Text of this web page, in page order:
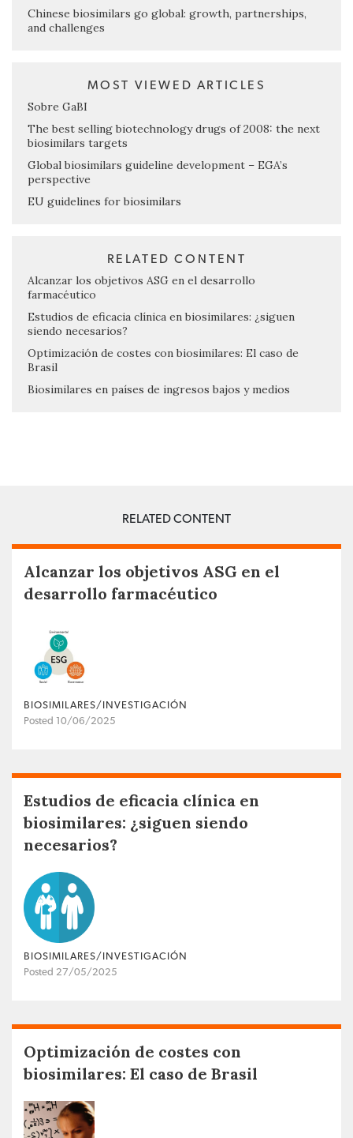
Chinese biosimilars go global: growth, partnerships,
and challenges
MOST VIEWED ARTICLES
Sobre GaBI
The best selling biotechnology drugs of 2008: the next
biosimilars targets
Global biosimilars guideline development – EGA’s
perspective
EU guidelines for biosimilars
RELATED CONTENT
Alcanzar los objetivos ASG en el desarrollo
farmacéutico
Estudios de eficacia clínica en biosimilares: ¿siguen
siendo necesarios?
Optimización de costes con biosimilares: El caso de
Brasil
Biosimilares en países de ingresos bajos y medios
RELATED CONTENT
Alcanzar los objetivos ASG en el
desarrollo farmacéutico
BIOSIMILARES/INVESTIGACIÓN
Posted 10/06/2025
Estudios de eficacia clínica en
biosimilares: ¿siguen siendo
necesarios?
BIOSIMILARES/INVESTIGACIÓN
Posted 27/05/2025
Optimización de costes con
biosimilares: El caso de Brasil